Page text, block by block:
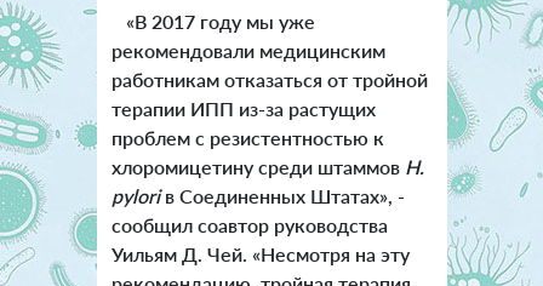
«В 2017 году мы уже
рекомендовали медицинским
работникам отказаться от тройной
терапии ИПП из-за растущих
проблем с резистентностью к
хлоромицетину среди штаммов H.
pyloriв Соединенных Штатах», -
сообщил соавтор руководства
Уильям Д. Чей. «Несмотря на эту